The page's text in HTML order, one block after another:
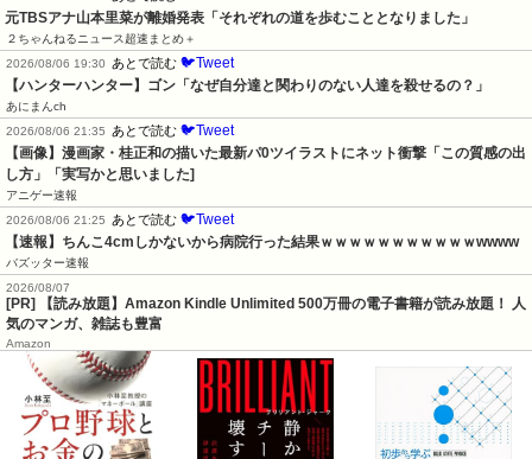
元TBSアナ山本里菜が離婚発表「それぞれの道を歩むこととなりました」
２ちゃんねるニュース超速まとめ＋
2026/08/06 19:30
あとで読む 🐦Tweet
【ハンターハンター】ゴン「なぜ自分達と関わりのない人達を殺せるの？」
あにまんch
2026/08/06 21:35
あとで読む 🐦Tweet
【画像】漫画家・桂正和の描いた最新パ0ツイラストにネット衝撃「この質感の出
し方」「実写かと思いました]
アニゲー速報
2026/08/06 21:25
あとで読む 🐦Tweet
【速報】ちんこ4cmしかないから病院行った結果ｗｗｗｗｗｗｗｗｗｗｗwwww
バズッター速報
2026/08/07
[PR] 【読み放題】Amazon Kindle Unlimited 500万冊の電子書籍が読み放題！ 人
気のマンガ、雑誌も豊富
Amazon